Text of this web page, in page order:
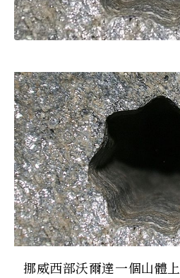
挪威西部沃爾達一個山體